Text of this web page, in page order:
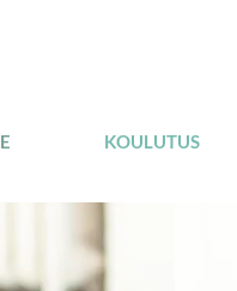
KOULUTUS